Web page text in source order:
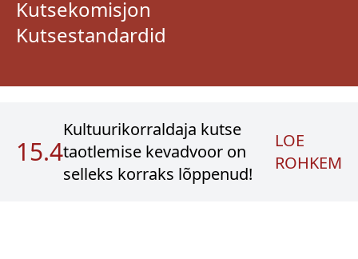
Kutsekomisjon
Kutsestandardid
15.4
Kultuurikorraldaja kutse
taotlemise kevadvoor on
selleks korraks lõppenud!
LOE
ROHKEM